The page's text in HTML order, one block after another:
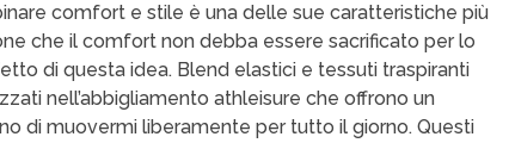
comfort e stile è una delle sue caratteristiche più
che il comfort non debba essere sacrificato per lo
di questa idea. Blend elastici e tessuti traspiranti
nell’abbigliamento athleisure che offrono un
di muovermi liberamente per tutto il giorno. Questi